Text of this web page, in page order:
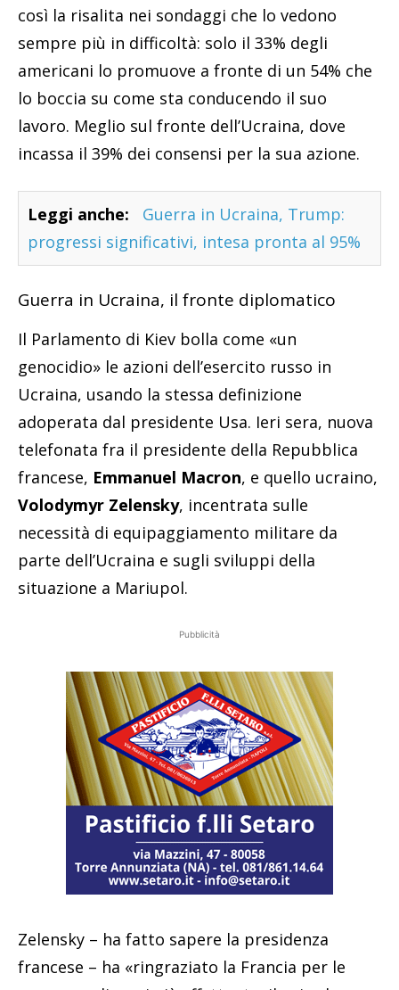
così la risalita nei sondaggi che lo vedono
sempre più in difficoltà: solo il 33% degli
americani lo promuove a fronte di un 54% che
lo boccia su come sta conducendo il suo
lavoro. Meglio sul fronte dell’Ucraina, dove
incassa il 39% dei consensi per la sua azione.
Leggi anche:
Guerra in Ucraina, Trump:
progressi significativi, intesa pronta al 95%
Guerra in Ucraina, il fronte diplomatico
Il Parlamento di Kiev bolla come «un
genocidio» le azioni dell’esercito russo in
Ucraina, usando la stessa definizione
adoperata dal presidente Usa. Ieri sera, nuova
telefonata fra il presidente della Repubblica
francese, Emmanuel Macron, e quello ucraino,
Volodymyr Zelensky, incentrata sulle
necessità di equipaggiamento militare da
parte dell’Ucraina e sugli sviluppi della
situazione a Mariupol.
Pubblicità
Zelensky – ha fatto sapere la presidenza
francese – ha «ringraziato la Francia per le